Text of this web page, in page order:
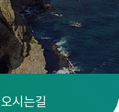
오시는길